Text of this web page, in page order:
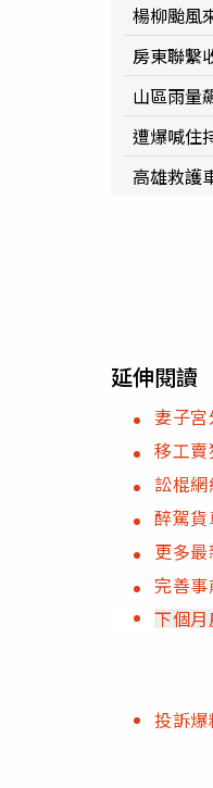
楊柳颱風
房東聯繫
山區雨量
遭爆喊住
高雄救護
延伸閱讀
妻子
移工
訟棍
醉駕
更多
完善
下個
投訴爆